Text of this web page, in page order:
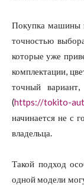
Покупка машины
точностью
которые уже
комплектации,
точный
(https://tokito-
начинается не с
владельца.
Такой подход
одной модели